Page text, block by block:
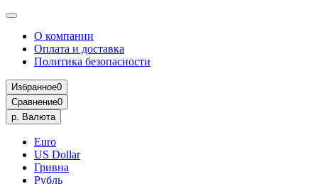
О компании
Оплата и доставка
Политика безопасности
Избранное0
Сравнение0
р. Валюта
Euro
US Dollar
Гривна
Рубль